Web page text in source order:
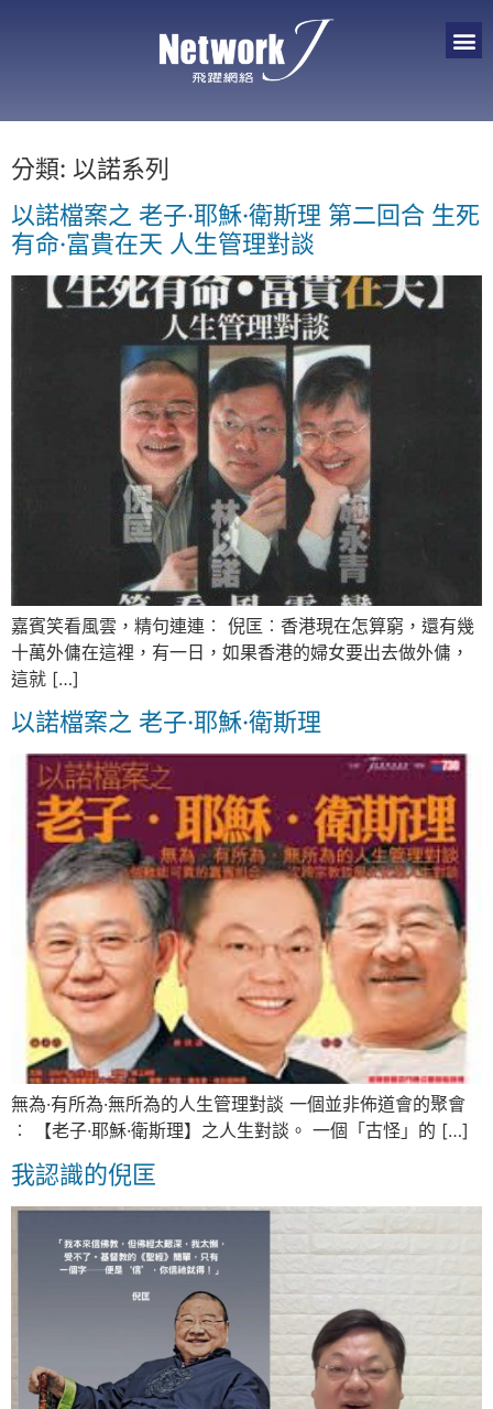
分類: 以諾系列
以諾檔案之 老子·耶穌·衛斯理 第二回合 生死
有命·富貴在天 人生管理對談
嘉賓笑看風雲，精句連連︰ 倪匡︰香港現在怎算窮，還有幾
十萬外傭在這裡，有一日，如果香港的婦女要出去做外傭，
這就 […]
以諾檔案之 老子·耶穌·衛斯理
無為·有所為·無所為的人生管理對談 一個並非佈道會的聚會
︰ 【老子·耶穌·衛斯理】之人生對談。 一個「古怪」的 […]
我認識的倪匡